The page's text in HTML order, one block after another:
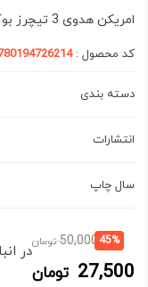
امریکن هدوی 3 تیچرز بوک
کد محصول :
دسته بندی
انتشارات
سال چاپ
45%
50,000 تومانقیمت
اصلی:
27,500 تومان
قیمت
فعلی:
27,500 تومان.
در